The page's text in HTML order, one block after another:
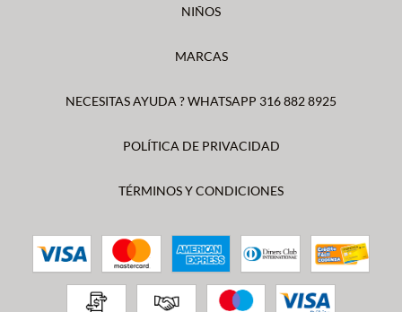
NIÑOS
MARCAS
NECESITAS AYUDA ? WHATSAPP 316 882 8925
POLÍTICA DE PRIVACIDAD
TÉRMINOS Y CONDICIONES